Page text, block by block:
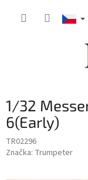
1/32
6(Early)
TR02296
Značka: Trumpeter